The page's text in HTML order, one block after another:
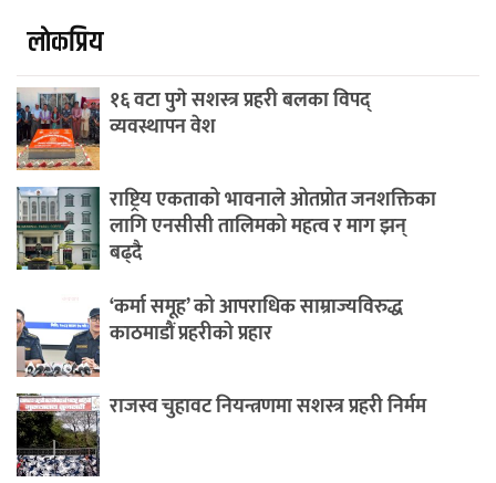
लाेकप्रिय
१६ वटा पुगे सशस्त्र प्रहरी बलका विपद्
व्यवस्थापन वेश
राष्ट्रिय एकताको भावनाले ओतप्रोत जनशक्तिका
लागि एनसीसी तालिमको महत्व र माग झन्
बढ्दै
‘कर्मा समूह’ को आपराधिक साम्राज्यविरुद्ध
काठमाडौं प्रहरीको प्रहार
राजस्व चुहावट नियन्त्रणमा सशस्त्र प्रहरी निर्मम